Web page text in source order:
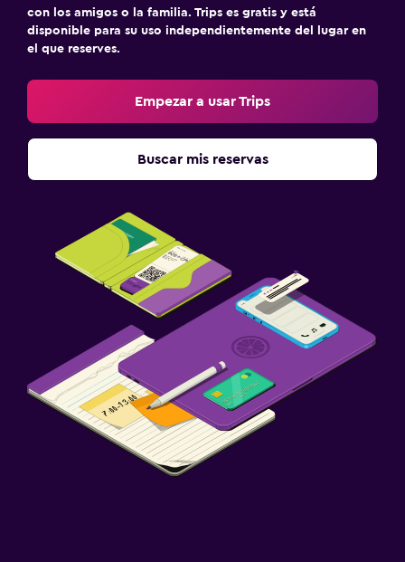
con los amigos o la familia. Trips es gratis y está
disponible para su uso independientemente del lugar en
el que reserves.
Empezar a usar Trips
Buscar mis reservas